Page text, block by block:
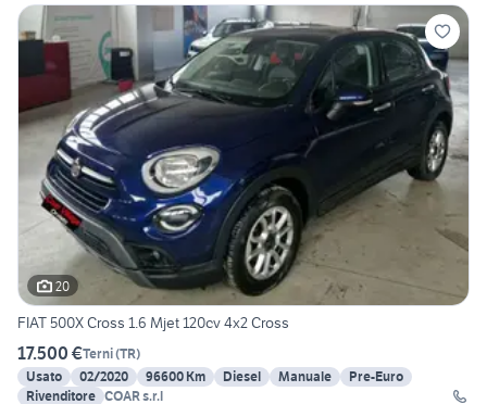
20
FIAT 500X Cross 1.6 Mjet 120cv 4x2 Cross
17.500 €Terni(TR)
Usato
02/2020 96600 Km Diesel Manuale
Pre-Euro
Rivenditore COAR s.r.l